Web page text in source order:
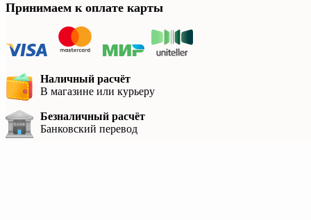
Принимаем к оплате карты
Наличный расчёт
В магазине или курьеру
Безналичный расчёт
Банковский перевод